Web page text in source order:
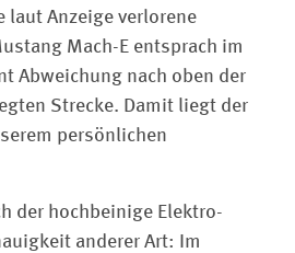
laut Anzeige verlorene
Mach-E entsprach im
Abweichung nach oben der
Strecke. Damit liegt der
persönlichen
der hochbeinige Elektro-
anderer Art: Im